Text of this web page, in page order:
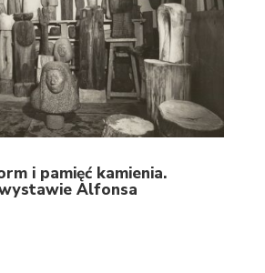
i pamięć kamienia.
Alfonsa